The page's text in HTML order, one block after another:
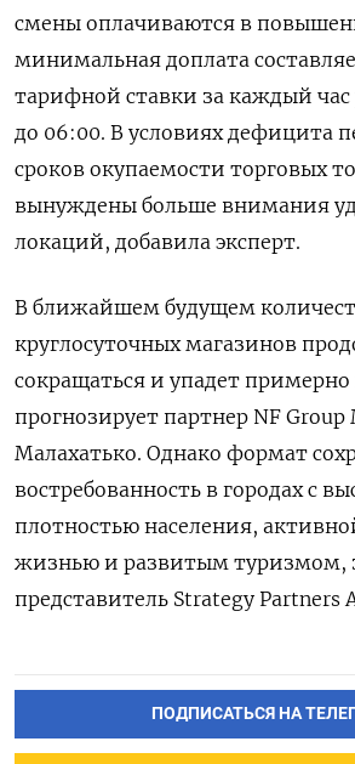
смены оплачиваются в
минимальная доплата
тарифной ставки за каждый час
до 06:00. В условиях дефицита
сроков окупаемости торговых
вынуждены больше внимания
локаций, добавила эксперт.
В ближайшем будущем
круглосуточных магазинов
сокращаться и упадет примерно
прогнозирует партнер NF Group
Малахатько. Однако формат
востребованность в городах с
плотностью населения,
жизнью и развитым туризмом,
представитель Strategy Partners
ПОДПИСАТЬСЯ НА